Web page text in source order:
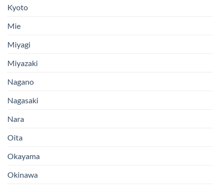
Kyoto
Mie
Miyagi
Miyazaki
Nagano
Nagasaki
Nara
Oita
Okayama
Okinawa